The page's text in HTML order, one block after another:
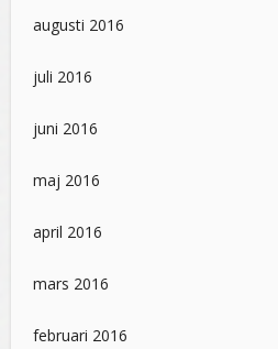
augusti 2016
juli 2016
juni 2016
maj 2016
april 2016
mars 2016
februari 2016